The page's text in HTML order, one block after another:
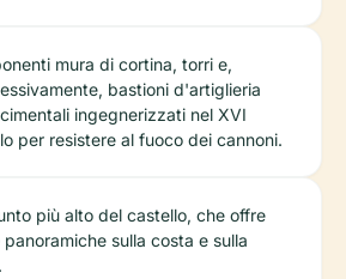
mura di cortina, torri e,
bastioni d'artiglieria
ingegnerizzati nel XVI
per resistere al fuoco dei cannoni.
più alto del castello, che offre
sulla costa e sulla